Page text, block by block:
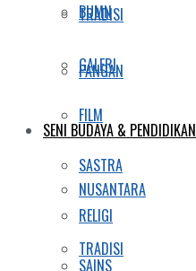
TRADISI
GALERI
FILM
SASTRA
RELIGI
SAINS
BUMN
PANGAN
SENI BUDAYA & PENDIDIKAN
NUSANTARA
TRADISI